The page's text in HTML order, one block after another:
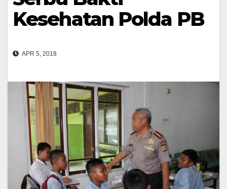
Kesehatan Polda PB
APR 5, 2018